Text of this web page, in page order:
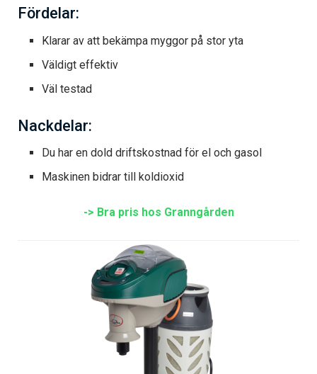
Fördelar:
Klarar av att bekämpa myggor på stor yta
Väldigt effektiv
Väl testad
Nackdelar:
Du har en dold driftskostnad för el och gasol
Maskinen bidrar till koldioxid
-> Bra pris hos Granngården